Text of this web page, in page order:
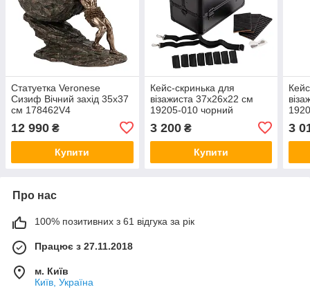
Статуетка Veronese
Сизиф Вічний захід 35х37
см 178462V4
12 990 ₴
Купити
Кейс-скринька для
візажиста 37х26х22 см
19205-010 чорний
3 200₴
Купити
3
Про нас
100% позитивних з 61 відгука за рік
Працює з 27.11.2018
м. Київ
Київ, Україна